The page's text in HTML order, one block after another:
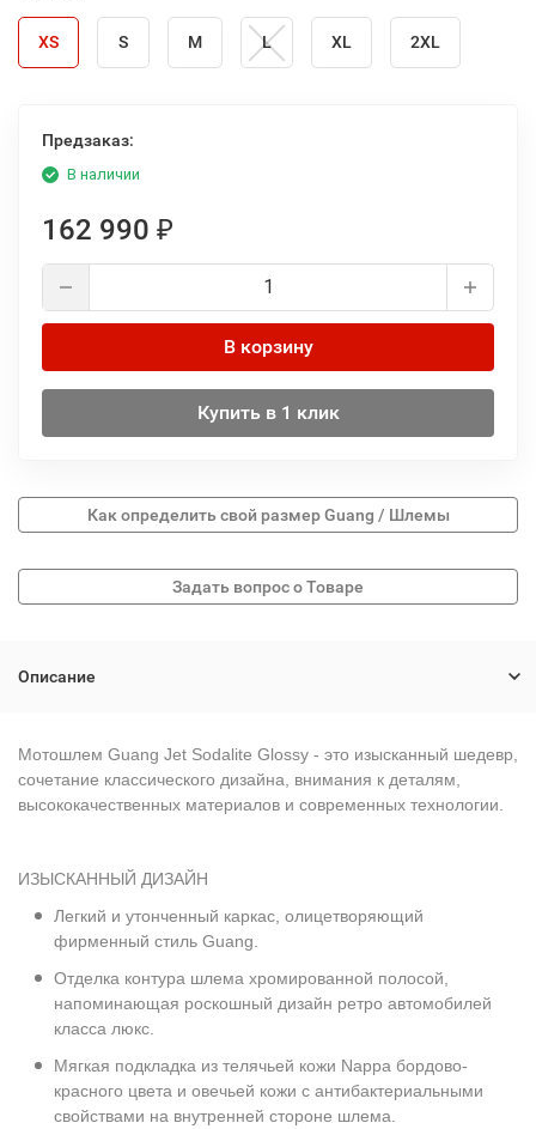
XS S M L XL 2XL
Предзаказ:
В наличии
162 990 ₽
В корзину
Купить в 1 клик
Как определить свой размер Guang / Шлемы
Описание
Мотошлем Guang Jet Sodalite Glossy - это изысканный шедевр,
сочетание классического дизайна, внимания к деталям,
высококачественных материалов и современных технологии.
ИЗЫСКАННЫЙ ДИЗАЙН
Легкий и утонченный каркас, олицетворяющий
фирменный стиль Guang.
Отделка контура шлема хромированной полосой,
напоминающая роскошный дизайн ретро автомобилей
класса люкс.
Мягкая подкладка из телячьей кожи Nappa бордово-
красного цвета и овечьей кожи с антибактериальными
свойствами на внутренней стороне шлема.